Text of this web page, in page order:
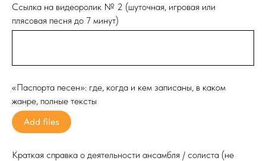
Ссылка на видеоролик № 2 (шуточная, игровая или
плясовая песня до 7 минут)
«Паспорта песен»: где, когда и кем записаны, в каком
жанре, полные тексты
Add files
Краткая справка о деятельности ансамбля / солиста (не